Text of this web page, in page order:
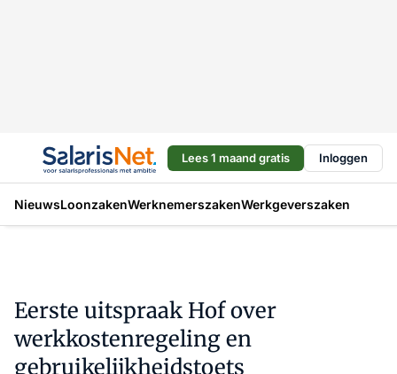
Lees 1 maand gratis Inloggen
NieuwsLoonzakenWerknemerszakenWerkgeverszaken
Eerste uitspraak Hof over
werkkostenregeling en
gebruikelijkheidstoets